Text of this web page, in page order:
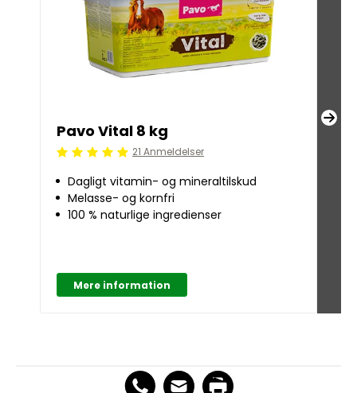
Pavo Vital 8 kg
Beoordeling: 5/521 Anmeldelser
Dagligt vitamin- og mineraltilskud
Melasse- og kornfri
100 % naturlige ingredienser
Mere information